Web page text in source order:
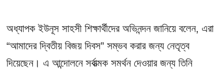
অধ্যাপক ইউনূস সাহসী শিক্ষার্থীদের অভিনন্দন জানিয়ে বলেন, এরা
“আমাদের দ্বিতীয় বিজয় দিবস” সম্ভব করার জন্য নেতৃত্ব
দিয়েছেন। এ আন্দোলনে সর্বাত্মক সমর্থন দেওয়ার জন্য তিনি